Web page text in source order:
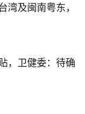
湾及闽南粤东，
，卫健委：待确